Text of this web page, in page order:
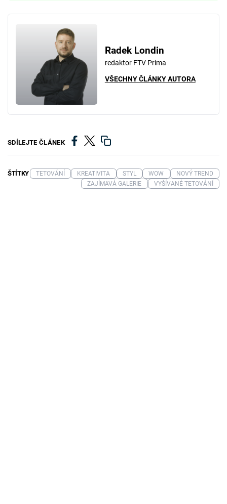
Radek Londin
redaktor FTV Prima
VŠECHNY ČLÁNKY AUTORA
SDÍLEJTE ČLÁNEK
ŠTÍTKY TETOVÁNÍ KREATIVITA STYL WOW
NOVÝ TREND
ZAJÍMAVÁ GALERIE
VYŠÍVANÉ TETOVÁNÍ